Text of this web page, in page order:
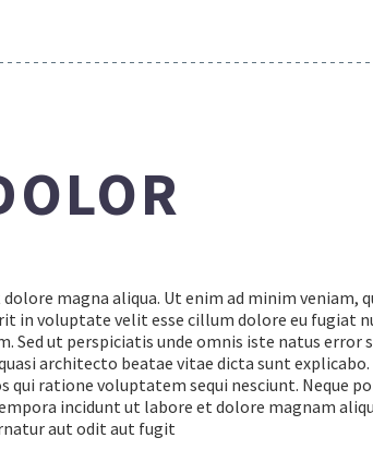
magna aliqua. Ut enim ad minim veniam,
in voluptate velit esse cillum dolore eu fugiat
Sed ut perspiciatis unde omnis iste natus
architecto beatae vitae dicta sunt
ratione voluptatem sequi nesciunt. Neque
incidunt ut labore et dolore magnam
aut odit aut fugit